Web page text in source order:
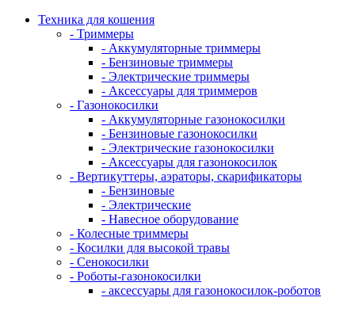
Техника для кошения
- Триммеры
- Аккумуляторные триммеры
- Бензиновые триммеры
- Электрические триммеры
- Аксессуары для триммеров
- Газонокосилки
- Аккумуляторные газонокосилки
- Бензиновые газонокосилки
- Электрические газонокосилки
- Аксессуары для газонокосилок
- Вертикуттеры, аэраторы, скарификаторы
- Бензиновые
- Электрические
- Навесное оборудование
- Колесные триммеры
- Косилки для высокой травы
- Сенокосилки
- Роботы-газонокосилки
- аксессуары для газонокосилок-роботов